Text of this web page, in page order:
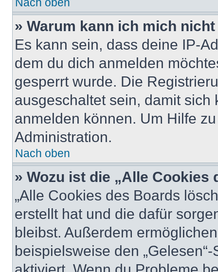
» Warum kann ich mich
Es kann sein, dass deine IP-
dem du dich anmelden
gesperrt wurde. Die
ausgeschaltet sein, damit
anmelden können. Um Hilfe
Administration.
Nach oben
» Wozu ist die „Alle
„Alle Cookies des Boards
erstellt hat und die dafür
bleibst. Außerdem
beispielsweise den